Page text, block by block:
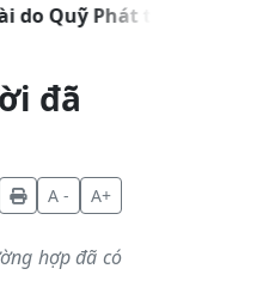
Quỹ Phát triển khoa
đã
A - A+
hợp đã có